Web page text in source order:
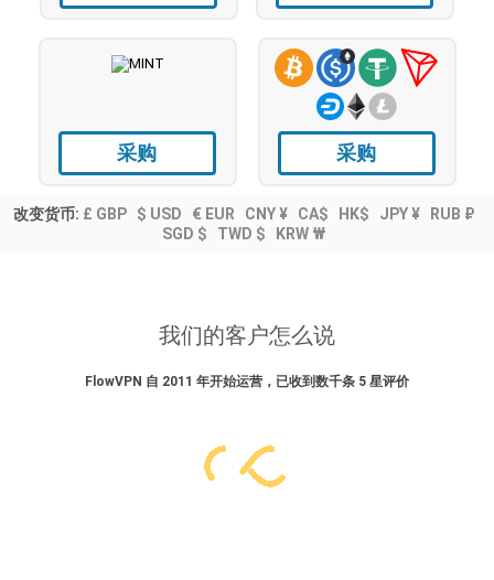
采购 采购
改变货币: £ GBP $ USD € EUR CNY ¥ CA$ HK$ JPY ¥
RUB ₽
SGD $
TWD $ KRW ₩
我们的客户怎么说
FlowVPN 自 2011 年开始运营，已收到数千条 5 星评价